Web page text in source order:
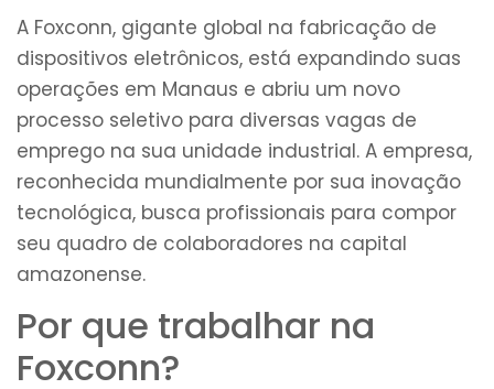
A Foxconn, gigante global na fabricação de
dispositivos eletrônicos, está expandindo suas
operações em Manaus e abriu um novo
processo seletivo para diversas vagas de
emprego na sua unidade industrial. A empresa,
reconhecida mundialmente por sua inovação
tecnológica, busca profissionais para compor
seu quadro de colaboradores na capital
amazonense.
Por que trabalhar na
Foxconn?